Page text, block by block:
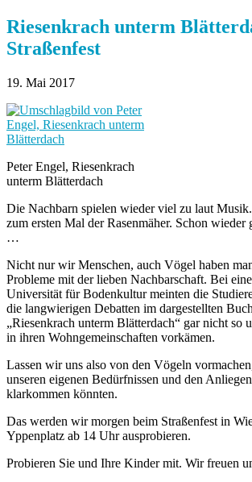
Riesenkrach unterm
Straßenfest
19. Mai 2017
Peter Engel, Riesenkrach
unterm Blätterdach
Die Nachbarn spielen wieder viel zu laut
zum ersten Mal der Rasenmäher. Schon wieder
…
Nicht nur wir Menschen, auch Vögel haben
Probleme mit der lieben Nachbarschaft. Bei
Universität für Bodenkultur meinten die
die langwierigen Debatten im dargestellten
„Riesenkrach unterm Blätterdach“ gar nicht so
in ihren Wohngemeinschaften vorkämen.
Lassen wir uns also von den Vögeln
unseren eigenen Bedürfnissen und den
klarkommen könnten.
Das werden wir morgen beim Straßenfest in
Yppenplatz ab 14 Uhr ausprobieren.
Probieren Sie und Ihre Kinder mit. Wir freuen